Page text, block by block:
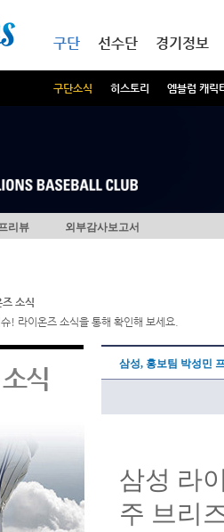
구단
구단소식 히스토리 엠블럼 캐릭
선수단 경기정보
리뷰 외부감사보고서
즈 소식
! 라이온즈 소식을 통해 확인해 보세요.
식 삼성, 홍보팀 박성민
삼성 라
주 브리